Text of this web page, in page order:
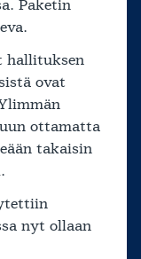
Paketin
hallituksen
ovat
ottamatta
takaisin
nyt ollaan